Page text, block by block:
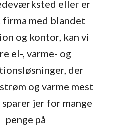
eller er
med blandet
og kontor, kan vi
el-, varme- og
der
og varme mest
jer for mange
penge på